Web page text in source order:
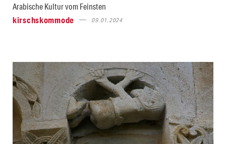
Arabische Kultur vom Feinsten
kirschskommode
09.01.2024